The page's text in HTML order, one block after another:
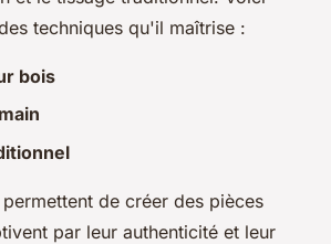
techniques qu'il maîtrise :
bois
de créer des pièces
par leur authenticité et leur